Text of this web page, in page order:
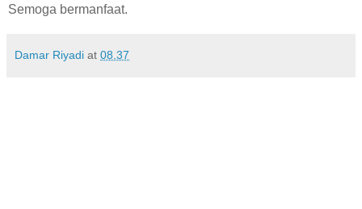
Semoga bermanfaat.
Damar Riyadi at 08.37